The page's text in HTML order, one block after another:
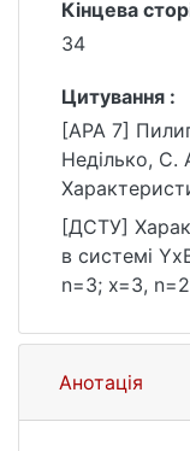
Кінцева
34
Цитування :
[APA 7]
Неділько, С.
системі
n=3; x=3,
https://
[ДСТУ]
в системі
n=3; x=3,
імені
2(54). С.
Анотація